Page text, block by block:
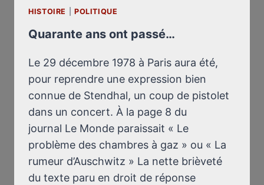
HISTOIRE POLITIQUE
Quarante ans ont passé…
Le 29 décembre 1978 à Paris aura été,
pour reprendre une expression bien
connue de Stendhal, un coup de pistolet
dans un concert. À la page 8 du
journal Le Monde paraissait « Le
problème des chambres à gaz » ou « La
rumeur d’Auschwitz » La nette brièveté
du texte paru en droit de réponse